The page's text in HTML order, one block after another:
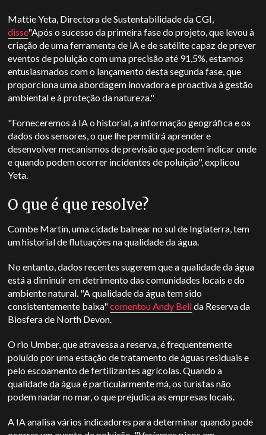
Mattie Yeta, Directora de Sustentabilidade da CGI,
disse"Após o sucesso da primeira fase do projeto, que levou à
criação de uma ferramenta de IA e de satélite capaz de prever
eventos de poluição com uma precisão até 91,5%, estamos
entusiasmados com o lançamento desta segunda fase, que
proporciona uma abordagem inovadora e proactiva à gestão
ambiental e à proteção da natureza."
"Forneceremos à IA o historial, a informação geográfica e os
dados dos sensores, o que lhe permitirá aprender e
desenvolver mecanismos de previsão que podem indicar onde
e quando podem ocorrer incidentes de poluição", explicou
Yeta.
O que é que resolve?
Combe Martin, uma cidade balnear no sul de Inglaterra, tem
um historial de flutuações na qualidade da água.
No entanto, dados recentes sugerem que a qualidade da água
está a diminuir em detrimento das comunidades locais e do
ambiente natural. "A qualidade da água tem sido
consistentemente baixa"comentou Andy Bellda Reserva da
Biosfera de North Devon.
O rio Umber, que atravessa a reserva, é frequentemente
poluído por uma estação de tratamento de águas residuais e
pelo escoamento de fertilizantes agrícolas. Quando a
qualidade da água é particularmente má, os turistas não
podem nadar no mar, o que prejudica as empresas locais.
A IA analisa vários indicadores para determinar quando pode